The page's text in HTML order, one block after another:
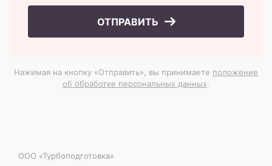
ОТПРАВИТЬ
Нажимая на кнопку «Отправить», вы принимаете положение
об обработке персональных данных.
ООО «Турбоподготовка»